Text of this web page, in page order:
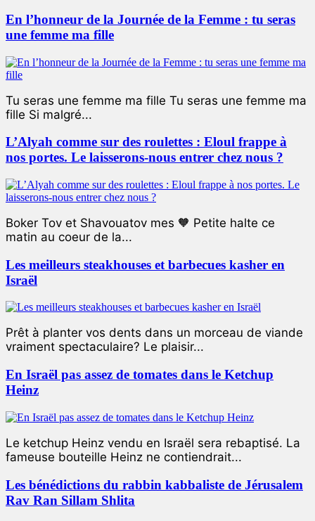
En l’honneur de la Journée de la Femme : tu seras
une femme ma fille
Tu seras une femme ma fille Tu seras une femme ma
fille Si malgré...
L’Alyah comme sur des roulettes : Eloul frappe à
nos portes. Le laisserons-nous entrer chez nous ?
Boker Tov et Shavouatov mes 🧡 Petite halte ce
matin au coeur de la...
Les meilleurs steakhouses et barbecues kasher en
Israël
Prêt à planter vos dents dans un morceau de viande
vraiment spectaculaire? Le plaisir...
En Israël pas assez de tomates dans le Ketchup
Heinz
Le ketchup Heinz vendu en Israël sera rebaptisé. La
fameuse bouteille Heinz ne contiendrait...
Les bénédictions du rabbin kabbaliste de Jérusalem
Rav Ran Sillam Shlita